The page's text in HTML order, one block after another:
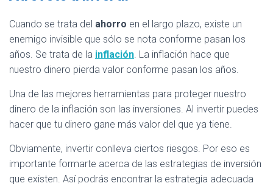
Cuando se trata del ahorro en el largo plazo, existe un
enemigo invisible que sólo se nota conforme pasan los
años. Se trata de la inflación. La inflación hace que
nuestro dinero pierda valor conforme pasan los años.
Una de las mejores herramientas para proteger nuestro
dinero de la inflación son las inversiones. Al invertir puedes
hacer que tu dinero gane más valor del que ya tiene.
Obviamente, invertir conlleva ciertos riesgos. Por eso es
importante formarte acerca de las estrategias de inversión
que existen. Así podrás encontrar la estrategia adecuada